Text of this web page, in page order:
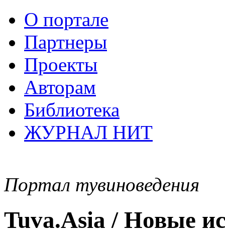
О портале
Партнеры
Проекты
Авторам
Библиотека
ЖУРНАЛ НИТ
Портал тувиноведения
Tuva.Asia / Новые